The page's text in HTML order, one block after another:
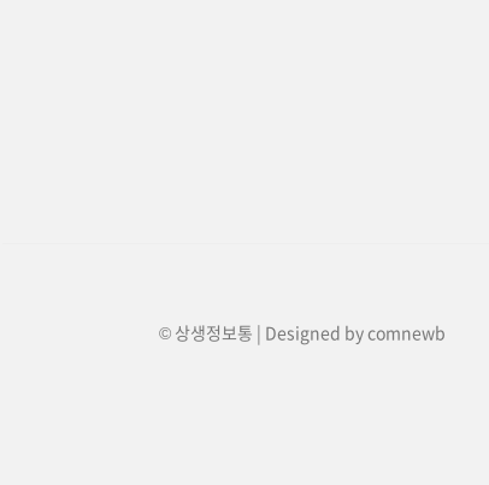
© 상생정보통 | Designed bycomnewb